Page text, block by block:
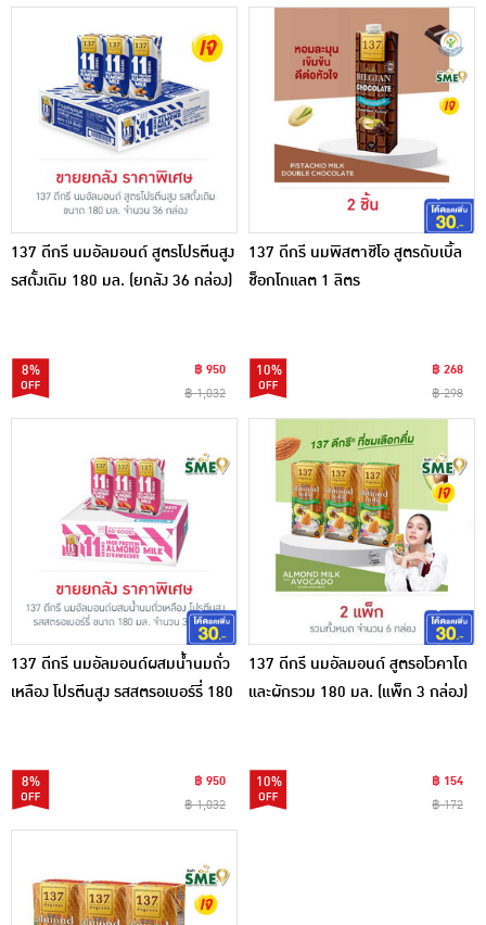
137 ดีกรี นมอัลมอนด์ สูตรโปรตีนสูง
รสดั้งเดิม 180 มล. (ยกลัง 36 กล่อง)
8%
฿ 950
฿ 1,032
137 ดีกรี นมพิสตาชิโอ สูตรดับเบิ้ล
ช็อกโกแลต 1 ลิตร
10%
฿ 268
฿ 298
137 ดีกรี นมอัลมอนด์ผสมน้ำนมถั่ว
เหลือง โปรตีนสูง รสสตรอเบอร์รี่ 180
8%
฿ 950
฿ 1,032
137 ดีกรี นมอัลมอนด์ สูตรอโวคาโด
และผักรวม 180 มล. (แพ็ก 3 กล่อง)
10%
฿ 154
฿ 172